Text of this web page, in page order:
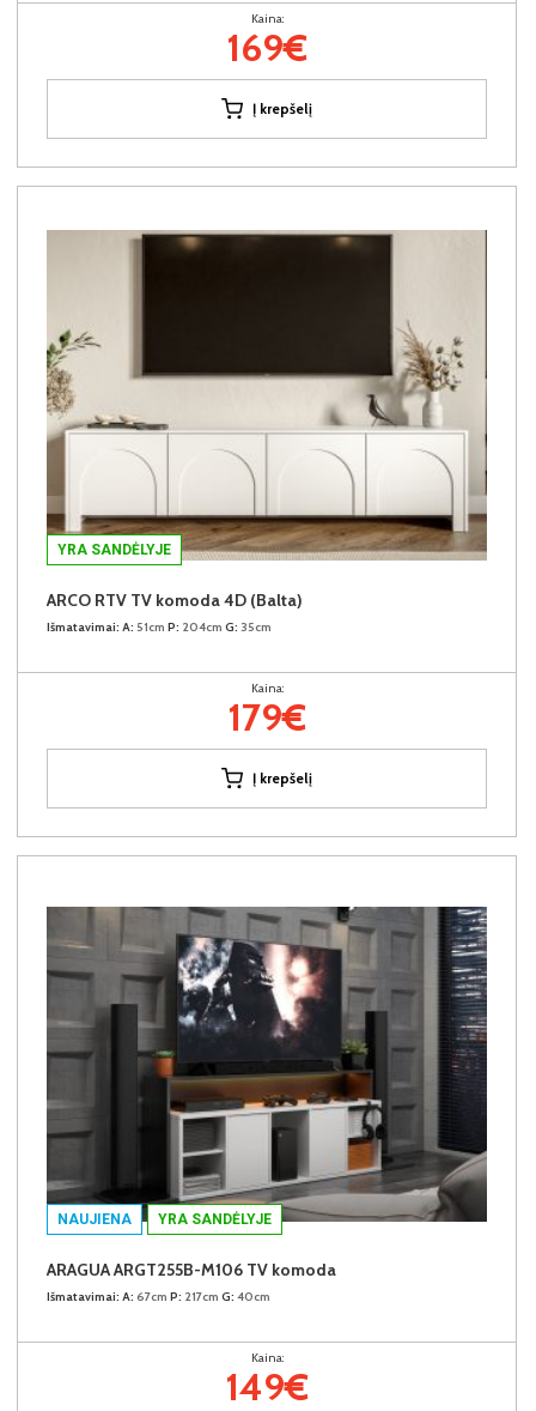
Kaina:
169€
Į krepšelį
YRA SANDĖLYJE
ARCO RTV TV komoda 4D (Balta)
Išmatavimai: A: 51cm P: 204cm G: 35cm
Kaina:
179€
Į krepšelį
NAUJIENA YRA SANDĖLYJE
ARAGUA ARGT255B-M106 TV komoda
Išmatavimai: A: 67cm P: 217cm G: 40cm
Kaina:
149€